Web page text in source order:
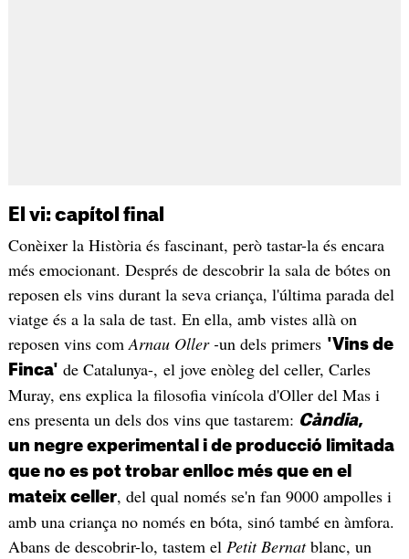
El vi: capítol final
Conèixer la Història és fascinant, però tastar-la és encara
més emocionant. Després de descobrir la sala de bótes on
reposen els vins durant la seva criança, l'última parada del
viatge és a la sala de tast. En ella, amb vistes allà on
reposen vins comArnau Oller -un dels primers 'Vins de
Finca' de Catalunya-, el jove enòleg del celler, Carles
Muray, ens explica la filosofia vinícola d'Oller del Mas i
ens presenta un dels dos vins que tastarem: Càndia,
un negre experimental i de producció limitada
que no es pot trobar enlloc més que en el
mateix celler, del qual només se'n fan 9000 ampolles i
amb una criança no només en bóta, sinó també en àmfora.
Abans de descobrir-lo, tastem el Petit Bernatblanc, un